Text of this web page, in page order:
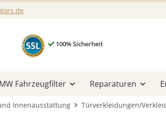
100% Sicherheit
Fahrzeugfilter Reparaturen
Innenausstattung Türverkleidungen/